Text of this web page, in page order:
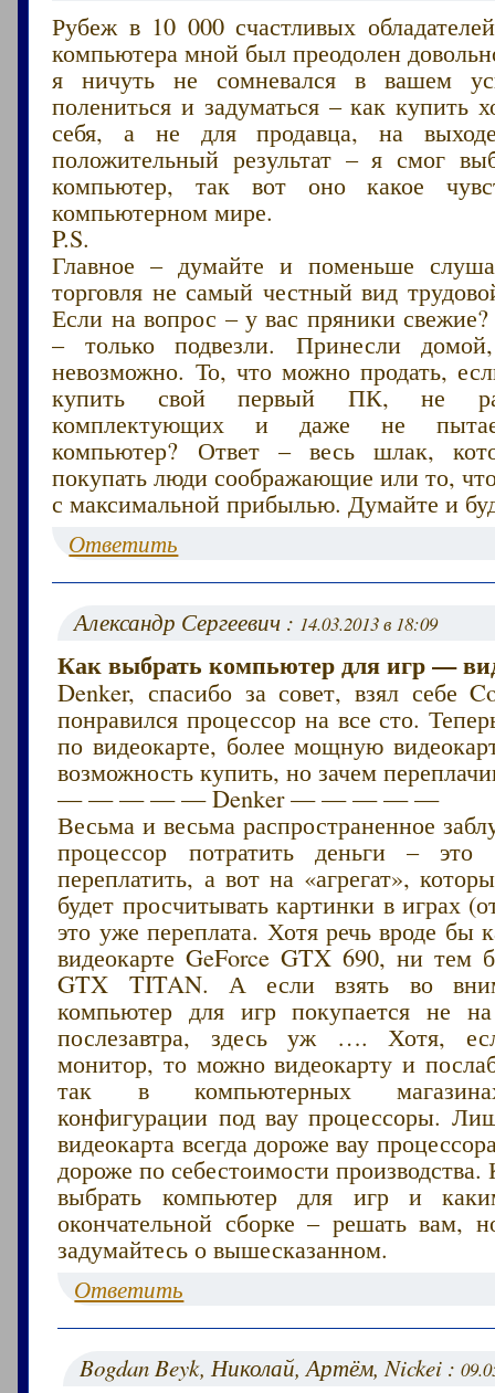
Рубеж в 10 000 счастливых
компьютера мной был преодолен
я ничуть не сомневался в вашем
полениться и задуматься – как
себя, а не для продавца, на
положительный результат – я смог
компьютер, так вот оно какое
компьютерном мире.
P.S.
Главное – думайте и поменьше
торговля не самый честный вид
Если на вопрос – у вас пряники
– только подвезли. Принесли
невозможно. То, что можно продать,
купить свой первый ПК, не
комплектующих и даже не
компьютер? Ответ – весь шлак,
покупать люди соображающие или то,
с максимальной прибылью. Думайте и
Ответить
Александр Сергеевич : 14.03.2013 в 18:09
Как выбрать компьютер для игр —
Denker, спасибо за совет, взял себе
понравился процессор на все сто.
по видеокарте, более мощную
возможность купить, но зачем
— — — — — Denker — — — — —
Весьма и весьма распространенное
процессор потратить деньги –
переплатить, а вот на «агрегат»,
будет просчитывать картинки в играх
это уже переплата. Хотя речь вроде бы
видеокарте GeForce GTX 690, ни тем
GTX TITAN. А если взять во
компьютер для игр покупается не
послезавтра, здесь уж …. Хотя,
монитор, то можно видеокарту и
так в компьютерных
конфигурации под вау процессоры.
видеокарта всегда дороже вау
дороже по себестоимости
выбрать компьютер для игр и
окончательной сборке – решать вам,
задумайтесь о вышесказанном.
Ответить
Bogdan Beyk, Николай, Артём, Nickei :